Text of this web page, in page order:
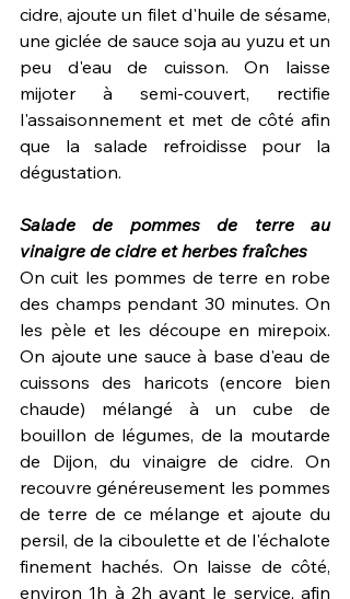
cidre, ajoute un filet d'huile de sésame,
une giclée de sauce soja au yuzu et un
peu d'eau de cuisson. On laisse
mijoter à semi-couvert, rectifie
l'assaisonnement et met de côté afin
que la salade refroidisse pour la
dégustation.
Salade de pommes de terre au
vinaigre de cidre et herbes fraîches
On cuit les pommes de terre en robe
des champs pendant 30 minutes. On
les pèle et les découpe en mirepoix.
On ajoute une sauce à base d'eau de
cuissons des haricots (encore bien
chaude) mélangé à un cube de
bouillon de légumes, de la moutarde
de Dijon, du vinaigre de cidre. On
recouvre généreusement les pommes
de terre de ce mélange et ajoute du
persil, de la ciboulette et de l'échalote
finement hachés. On laisse de côté,
environ 1h à 2h avant le service, afin